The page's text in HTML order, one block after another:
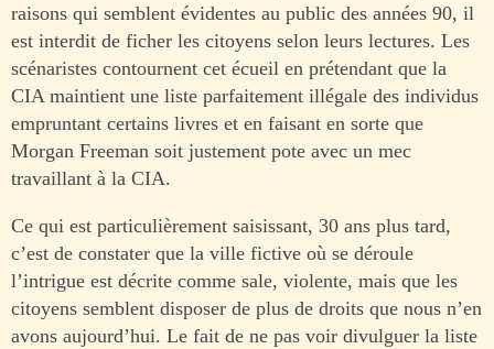
raisons qui semblent évidentes au public des années 90, il
est interdit de ficher les citoyens selon leurs lectures. Les
scénaristes contournent cet écueil en prétendant que la
CIA maintient une liste parfaitement illégale des individus
empruntant certains livres et en faisant en sorte que
Morgan Freeman soit justement pote avec un mec
travaillant à la CIA.
Ce qui est particulièrement saisissant, 30 ans plus tard,
c’est de constater que la ville fictive où se déroule
l’intrigue est décrite comme sale, violente, mais que les
citoyens semblent disposer de plus de droits que nous n’en
avons aujourd’hui. Le fait de ne pas voir divulguer la liste